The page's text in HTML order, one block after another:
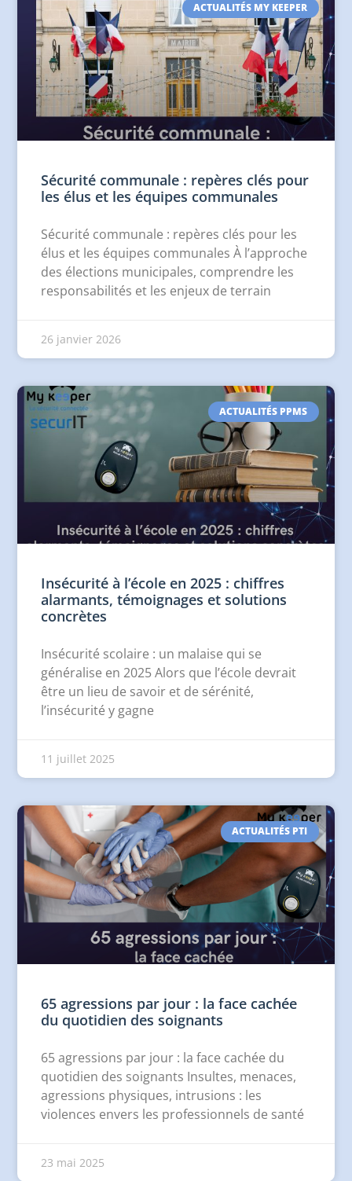
ACTUALITÉS MY KEEPER
Sécurité communale : repères clés pour
les élus et les équipes communales
Sécurité communale : repères clés pour les
élus et les équipes communales À l’approche
des élections municipales, comprendre les
responsabilités et les enjeux de terrain
26 janvier 2026
ACTUALITÉS PPMS
Insécurité à l’école en 2025 : chiffres
alarmants, témoignages et solutions
concrètes
Insécurité scolaire : un malaise qui se
généralise en 2025 Alors que l’école devrait
être un lieu de savoir et de sérénité,
l’insécurité y gagne
11 juillet 2025
ACTUALITÉS PTI
65 agressions par jour : la face cachée
du quotidien des soignants
65 agressions par jour : la face cachée du
quotidien des soignants Insultes, menaces,
agressions physiques, intrusions : les
violences envers les professionnels de santé
23 mai 2025